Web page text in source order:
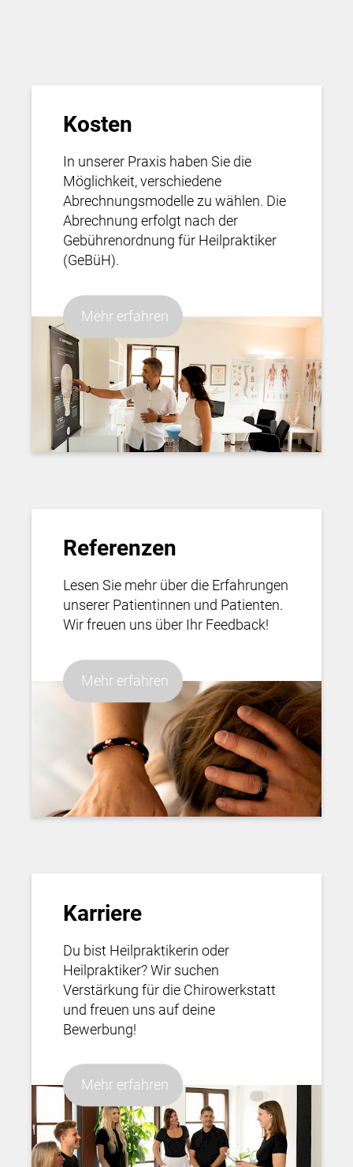
Kosten
In unserer Praxis haben Sie die
Möglichkeit, verschiedene
Abrechnungsmodelle zu wählen. Die
Abrechnung erfolgt nach der
Gebührenordnung für Heilpraktiker
(GeBüH).
Mehr erfahren
Referenzen
Lesen Sie mehr über die Erfahrungen
unserer Patientinnen und Patienten.
Wir freuen uns über Ihr Feedback!
Mehr erfahren
Karriere
Du bist Heilpraktikerin oder
Heilpraktiker? Wir suchen
Verstärkung für die Chirowerkstatt
und freuen uns auf deine
Bewerbung!
Mehr erfahren